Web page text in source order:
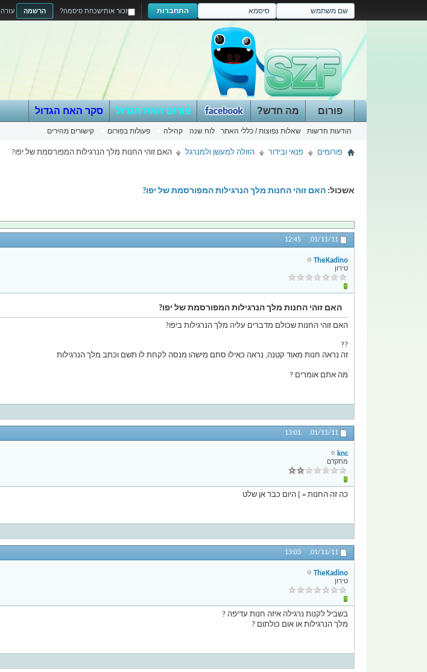
הרשמה עזרה התחברות זכור אותישכחת סיסמה?
פורום
הודעות חדשות שאלות נפוצות / כללי האתר לוח שנה קהילה פעולות בפורום קישורים מהירים
מה חדש? פורום האח הגדול סקר האח הגדול
פורומים פנאי ובידור הזולה למעשן ולמנרגל האם זוהי החנות מלך הנרגילות המפורסמת של יפו?
אשכול: האם זוהי החנות מלך הנרגילות המפורסמת של יפו?
01/11/11,
12:45
TheKadino
טירון
האם זוהי החנות מלך הנרגילות המפורסמת של יפו?
האם זוהי החנות שכולם מדברים עליה מלך הנרגילות ביפו?
??
זה נראה חנות מאוד קטנה, נראה כאילו סתם מישהו מנסה לקחת לו תשם וכתב מלך הנרגילות
מה אתם אומרים ?
01/11/11,
13:01
knc
מתקדם
כה זה החנות = ] היום כבר אן שלט
01/11/11,
13:03
TheKadino
טירון
בשביל לקנות נרגילה איזה חנות עדיפה ?
מלך הנרגילות או אום כולתום ?